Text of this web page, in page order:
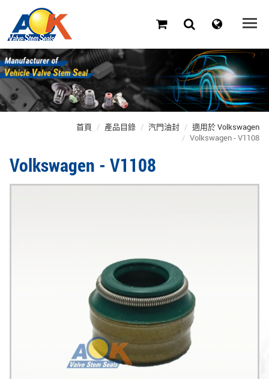
首頁 產品目錄 汽門油封
適用於 Volkswagen
Volkswagen - V1108
Volkswagen - V1108